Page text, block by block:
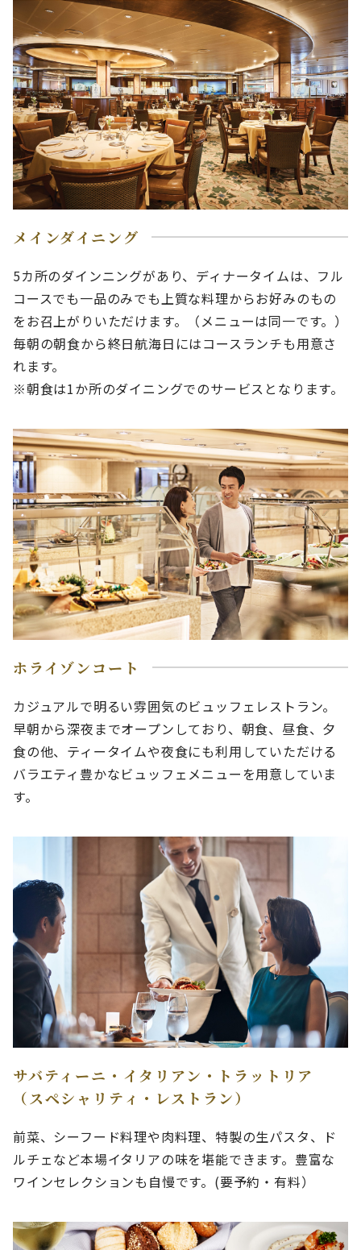
メインダイニング
5カ所のダインニングがあり、ディナータイムは、フル
コースでも一品のみでも上質な料理からお好みのもの
をお召上がりいただけます。（メニューは同一です。）
毎朝の朝食から終日航海日にはコースランチも用意さ
れます。
※朝食は1か所のダイニングでのサービスとなります。
ホライゾンコート
カジュアルで明るい雰囲気のビュッフェレストラン。
早朝から深夜までオープンしており、朝食、昼食、夕
食の他、ティータイムや夜食にも利用していただける
バラエティ豊かなビュッフェメニューを用意していま
す。
サバティーニ・イタリアン・トラットリア
（スペシャリティ・レストラン）
前菜、シーフード料理や肉料理、特製の生パスタ、ド
ルチェなど本場イタリアの味を堪能できます。豊富な
ワインセレクションも自慢です。(要予約・有料）